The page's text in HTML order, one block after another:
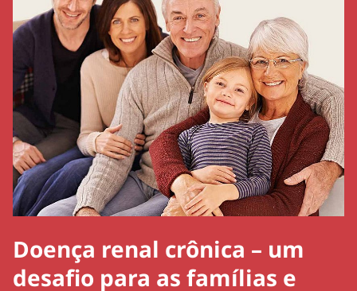
Doença renal crônica – um
desafio para as famílias e